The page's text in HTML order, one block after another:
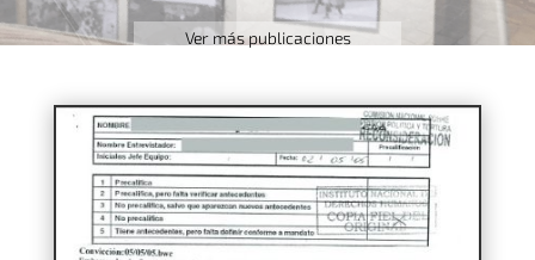
Ver más publicaciones